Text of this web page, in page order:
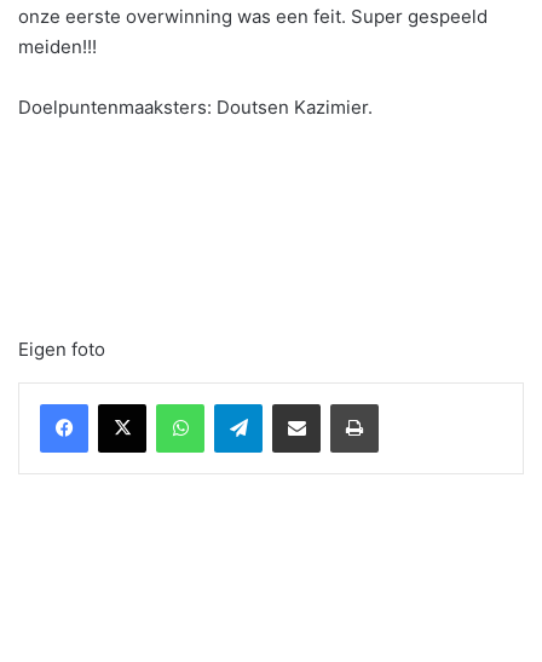
onze eerste overwinning was een feit. Super gespeeld
meiden!!!
Doelpuntenmaaksters: Doutsen Kazimier.
Eigen foto
WhatsAppTelegramDelen via Email Print